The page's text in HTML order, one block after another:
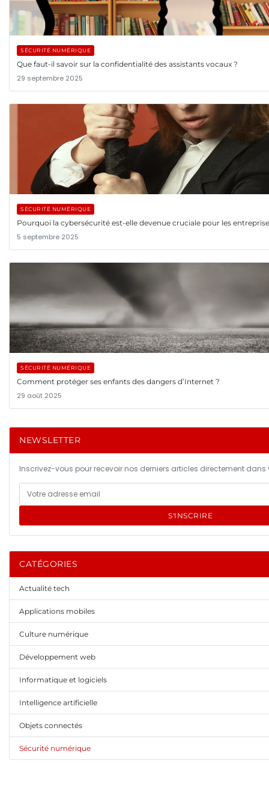
SÉCURITÉ NUMÉRIQUE
Que faut-il savoir sur la confidentialité des assistants vocaux ?
29 septembre 2025
SÉCURITÉ NUMÉRIQUE
Pourquoi la cybersécurité est-elle devenue cruciale pour les
5 septembre 2025
SÉCURITÉ NUMÉRIQUE
Comment protéger ses enfants des dangers d’Internet ?
29 août 2025
NEWSLETTER
Inscrivez-vous pour recevoir nos derniers articles directement dans
S'INSCRIRE
CATÉGORIES
Actualité tech
Applications mobiles
Culture numérique
Développement web
Informatique et logiciels
Intelligence artificielle
Objets connectés
Sécurité numérique